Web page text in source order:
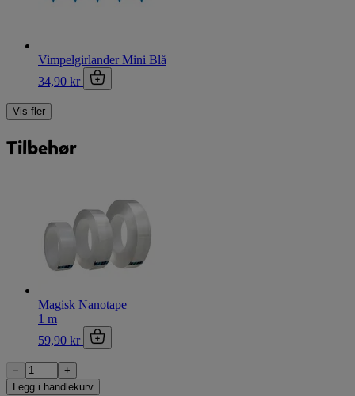
Vimpelgirlander Mini Blå
34,90 kr
Vis fler
Tilbehør
Magisk Nanotape
1 m
59,90 kr
−
+
Legg i handlekurv